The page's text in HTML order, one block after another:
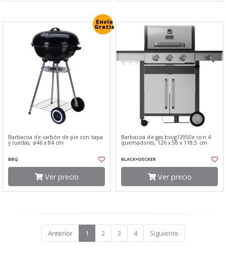
Envío
Gratis
Barbacoa de carbón de pie con tapa
y ruedas, ø46 x 84 cm
BBQ
Ver precio
Barbacoa de gas bxog12950e con 4
quemadores, 126 x 58 x 118,5 cm
BLACK+DECKER
Ver precio
Anterior 1 2 3 4 Siguiente